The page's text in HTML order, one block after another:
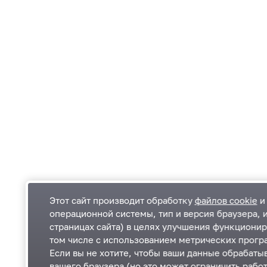
Одинцовский городской округ Московской
области
143000, Московская область, г. Одинцово,
Этот сайт производит обработку файлов cookie
операционной системы, тип и версия браузера,
страницах сайта) в целях улучшения
том числе с использованием метрических
Если вы не хотите, чтобы ваши данные